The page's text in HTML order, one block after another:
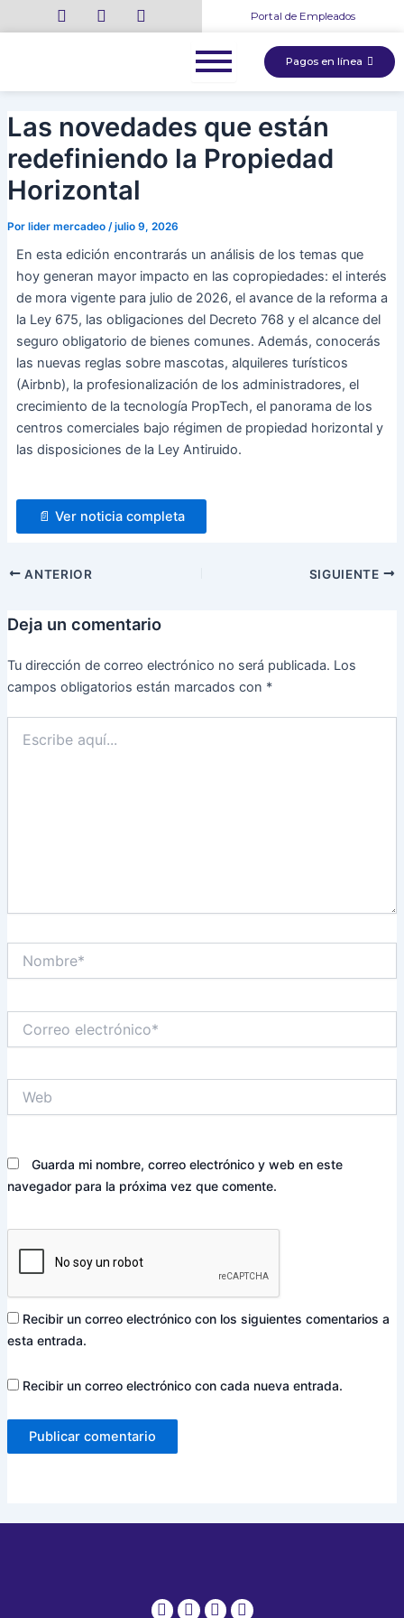
al
Portal de Empleados
Pagos en línea
Las novedades que están
redefiniendo la Propiedad
Horizontal
Por lider mercadeo /julio 9, 2026
En esta edición encontrarás un análisis de los temas que
hoy generan mayor impacto en las copropiedades: el interés
de mora vigente para julio de 2026, el avance de la reforma a
la Ley 675, las obligaciones del Decreto 768 y el alcance del
seguro obligatorio de bienes comunes. Además, conocerás
las nuevas reglas sobre mascotas, alquileres turísticos
(Airbnb), la profesionalización de los administradores, el
crecimiento de la tecnología PropTech, el panorama de los
centros comerciales bajo régimen de propiedad horizontal y
las disposiciones de la Ley Antiruido.
📄 Ver noticia completa
Navegación
de
ANTERIOR SIGUIENTE
Deja un comentario
Tu dirección de correo electrónico no será publicada. Los
campos obligatorios están marcados con *
aquí...
electrónico*
Guarda mi nombre, correo electrónico y web en este
navegador para la próxima vez que comente.
Recibir un correo electrónico con los siguientes comentarios a
esta entrada.
Recibir un correo electrónico con cada nueva entrada.
Whatsapp
Phone-Envelope
Instagram